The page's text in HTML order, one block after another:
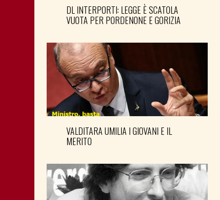
DL INTERPORTI: LEGGE È SCATOLA
VUOTA PER PORDENONE E GORIZIA
VALDITARA UMILIA I GIOVANI E IL
MERITO